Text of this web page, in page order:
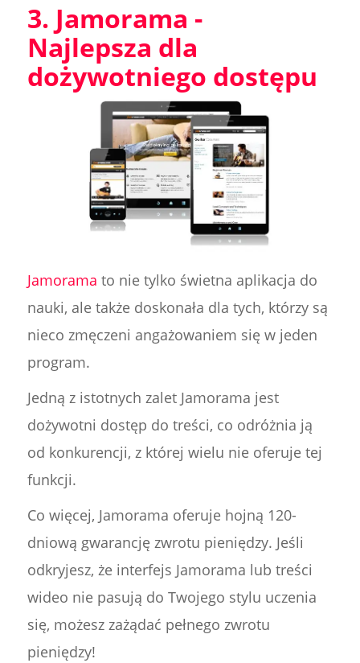
3. Jamorama -
Najlepsza dla
dożywotniego dostępu
Jamorama to nie tylko świetna aplikacja do
nauki, ale także doskonała dla tych, którzy są
nieco zmęczeni angażowaniem się w jeden
program.
Jedną z istotnych zalet Jamorama jest
dożywotni dostęp do treści, co odróżnia ją
od konkurencji, z której wielu nie oferuje tej
funkcji.
Co więcej, Jamorama oferuje hojną 120-
dniową gwarancję zwrotu pieniędzy. Jeśli
odkryjesz, że interfejs Jamorama lub treści
wideo nie pasują do Twojego stylu uczenia
się, możesz zażądać pełnego zwrotu
pieniędzy!